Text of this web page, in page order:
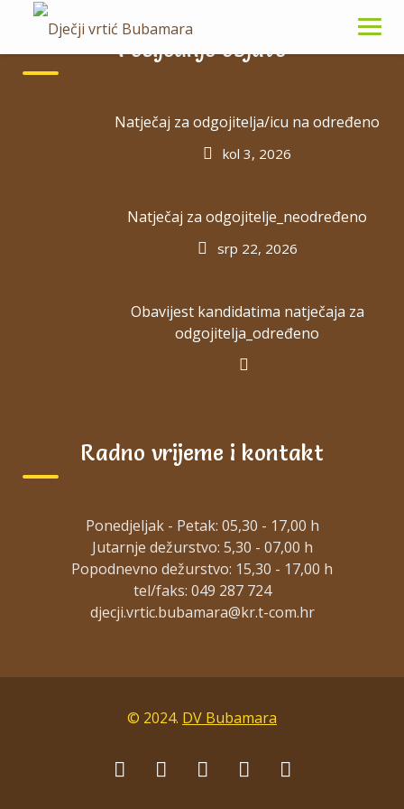
content
Prilagodba na vrtić
Posljednje objave
Natječaj za odgojitelja/icu na određeno
kol 3, 2026
Natječaj za odgojitelje_neodređeno
srp 22, 2026
Obavijest kandidatima natječaja za
odgojitelja_određeno
Radno vrijeme i kontakt
Ponedjeljak - Petak: 05,30 - 17,00 h
Jutarnje dežurstvo: 5,30 - 07,00 h
Popodnevno dežurstvo: 15,30 - 17,00 h
tel/faks: 049 287 724
djecji.vrtic.bubamara@kr.t-com.hr
© 2024. DV Bubamara